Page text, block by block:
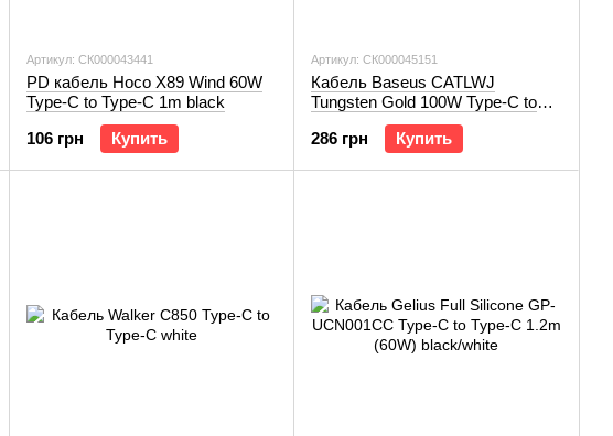
Артикул: СК000043441
PD кабель Hoco X89 Wind 60W
Type-C to Type-C 1m black
106 грн
Купить
Артикул: СК000045151
Кабель Baseus CATLWJ
Tungsten Gold 100W Type-C to
Type-C 1m black
286 грн
Купить